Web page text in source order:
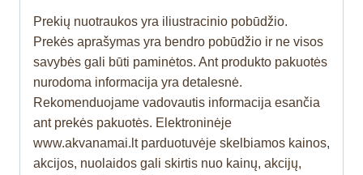
Prekių nuotraukos yra iliustracinio pobūdžio.
Prekės aprašymas yra bendro pobūdžio ir ne visos
savybės gali būti paminėtos. Ant produkto pakuotės
nurodoma informacija yra detalesnė.
Rekomenduojame vadovautis informacija esančia
ant prekės pakuotės. Elektroninėje
www.akvanamai.lt parduotuvėje skelbiamos kainos,
akcijos, nuolaidos gali skirtis nuo kainų, akcijų,